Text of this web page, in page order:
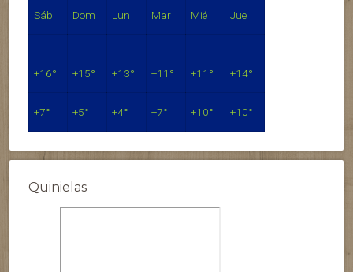
Sáb Dom Lun Mar Mié Jue
+16° +15° +13° +11° +11° +14°
+7° +5° +4° +7° +10° +10°
Quinielas